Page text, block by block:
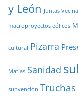
y León Juntas
macroproyectos eólicos
cultural Pizarra
Matías Sanidad
subvención Truchas